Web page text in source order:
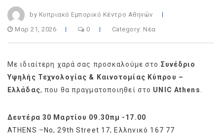
by Κυπριακό Εμπορικό Κέντρο Αθηνών
Μαρ 21, 2026 0 Category: Νέα
Με ιδιαίτερη χαρά σας προσκαλούμε στο Συνέδριο
Υψηλής Τεχνολογίας & Καινοτομίας Κύπρου –
Ελλάδας, που θα πραγματοποιηθεί στο UNIC Athens
Δευτέρα 30 Μαρτίου 09.30πμ -17.00
ATHENS – No, 29th Street 17, Ελληνικό 167 77